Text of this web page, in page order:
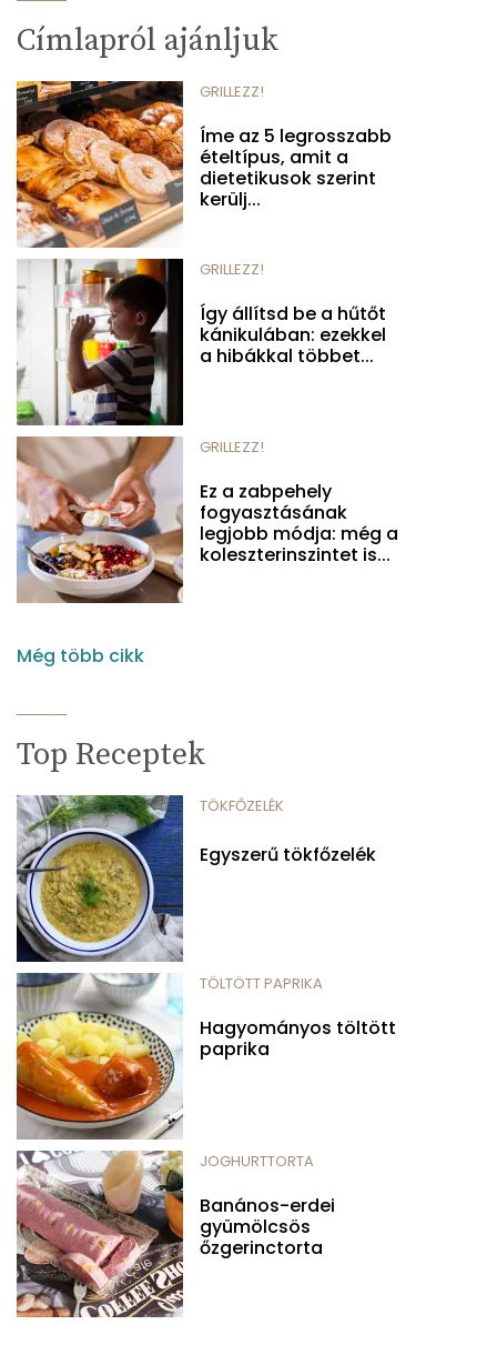
Címlapról ajánljuk
GRILLEZZ!
Íme az 5 legrosszabb
ételtípus, amit a
dietetikusok szerint
kerülj...
GRILLEZZ!
Így állítsd be a hűtőt
kánikulában: ezekkel
a hibákkal többet...
GRILLEZZ!
Ez a zabpehely
fogyasztásának
legjobb módja: még a
koleszterinszintet is...
Még több cikk
Top Receptek
TÖKFŐZELÉK
Egyszerű tökfőzelék
TÖLTÖTT PAPRIKA
Hagyományos töltött
paprika
JOGHURTTORTA
Banános-erdei
gyümölcsös
őzgerinctorta